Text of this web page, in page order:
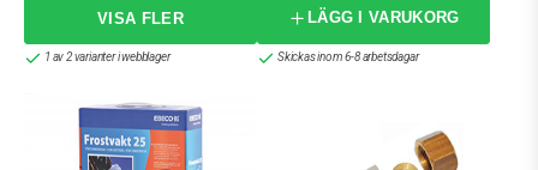
1 av 2 varianter i webblager
LÄGG I VARUKORG
Skickas inom 6-8 arbetsdagar